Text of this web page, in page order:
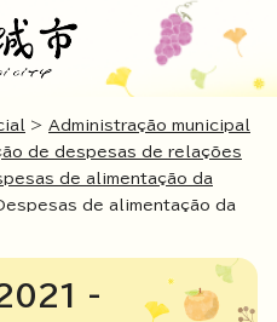
> Administração municipal
de despesas de relações
de alimentação da
de alimentação da
-